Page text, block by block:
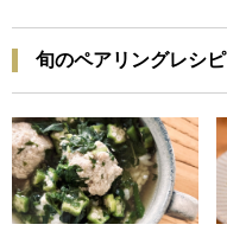
旬のペアリングレシピ